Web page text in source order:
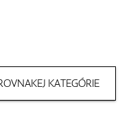
KATEGÓRIE